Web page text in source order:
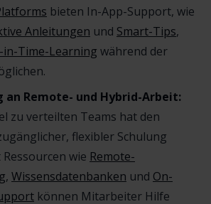
bieten In-App-Support, wie
Anleitungen und Smart-Tips,
in-Time-Learning während der
an Remote- und Hybrid-Arbeit:
zu verteilten Teams hat den
flexibler Schulung
wie Remote-
, Wissensdatenbanken und On-
können Mitarbeiter Hilfe